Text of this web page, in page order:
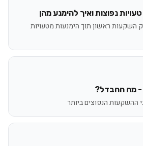
נפוצות ואיך להימנע מהן
השקעות ראשון תוך הימנעות מטעויות
- מה ההבדל?
ההשקעות הנפוצים ביותר